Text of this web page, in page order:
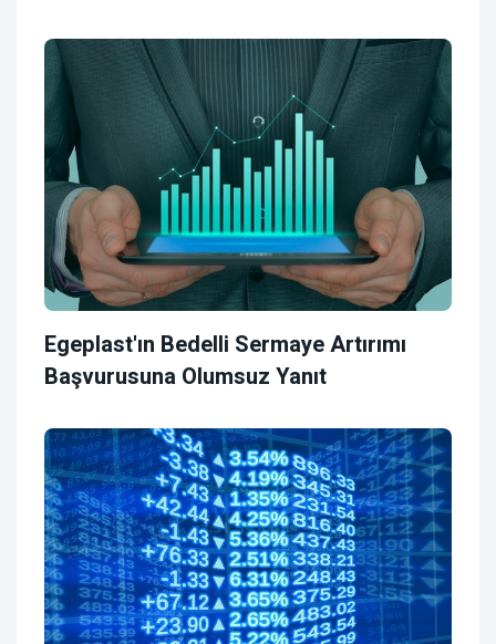
Egeplast'ın Bedelli Sermaye Artırımı
Başvurusuna Olumsuz Yanıt